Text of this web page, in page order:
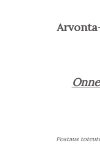
Postaus